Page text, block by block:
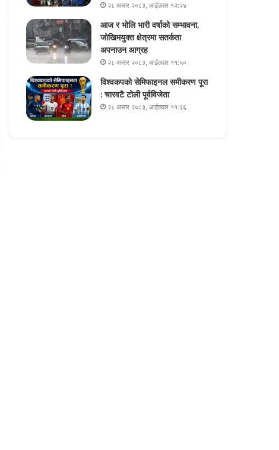
२८ असार २०८३, आईतवार १२:२४
आज र भोलि भारी वर्षाको सम्भावना,
जोखिमयुक्त क्षेत्रमा सतर्कता
अपनाउन आग्रह
२८ असार २०८३, आईतवार ११:५०
विश्वकपको सेमिफाइनल समीकरण पूरा
: चारवटै टोली पूर्वविजेता
२८ असार २०८३, आईतवार ११:३६